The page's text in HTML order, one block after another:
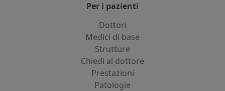
Per i pazienti
Dottori
Medici di base
Strutture
Chiedi al dottore
Prestazioni
Patologie